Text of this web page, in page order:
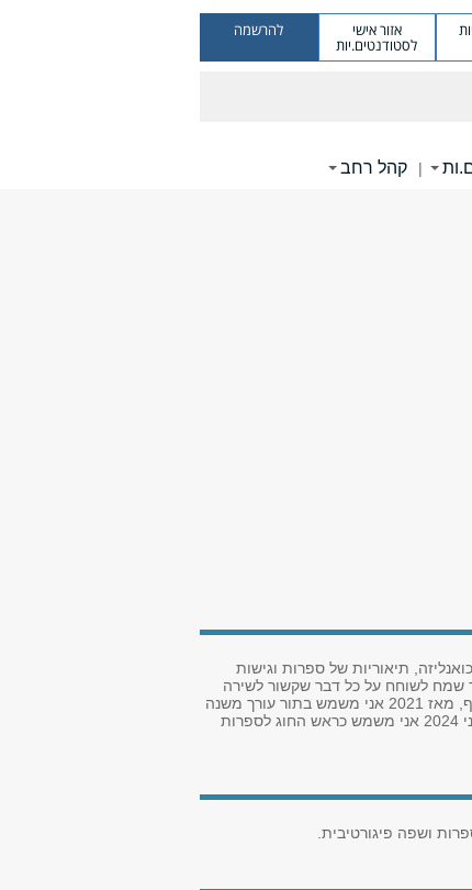
אזור אישי
לסטודנטים.יות
להרשמה
| קהל רחב
תיאוריות של ספרות וגישות
שמח לשוחח על כל דבר שקשור לשירה
אנגלית ואמריקנית . לפני המינוי שלי כמרצה שהיתי שנתיים באוניברסיטת ניו יורק שם הייתי חוקר אורח במחלקה לאנגלית. בנוסף, מאז 2021 אני משמש בתור עורך משנה
של כתב העת Poetics Today והחל מ-2023 אני חבר בוועד המנהל של הפורום בנושא Language Theory של ה-MLA. החל מיוני 2024 אני משמש כראש החוג לספרות
ושפה פיגורטיבית.